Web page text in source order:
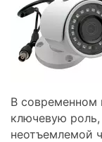
В современном
ключевую
неотъемлемой